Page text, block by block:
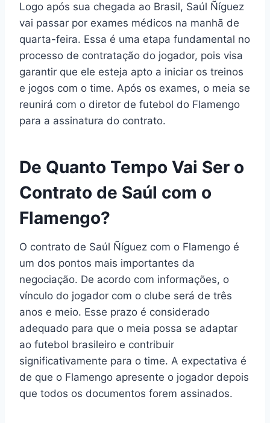
Logo após sua chegada ao Brasil, Saúl Ñíguez
vai passar por exames médicos na manhã de
quarta-feira. Essa é uma etapa fundamental no
processo de contratação do jogador, pois visa
garantir que ele esteja apto a iniciar os treinos
e jogos com o time. Após os exames, o meia se
reunirá com o diretor de futebol do Flamengo
para a assinatura do contrato.
De Quanto Tempo Vai Ser o
Contrato de Saúl com o
Flamengo?
O contrato de Saúl Ñíguez com o Flamengo é
um dos pontos mais importantes da
negociação. De acordo com informações, o
vínculo do jogador com o clube será de três
anos e meio. Esse prazo é considerado
adequado para que o meia possa se adaptar
ao futebol brasileiro e contribuir
significativamente para o time. A expectativa é
de que o Flamengo apresente o jogador depois
que todos os documentos forem assinados.